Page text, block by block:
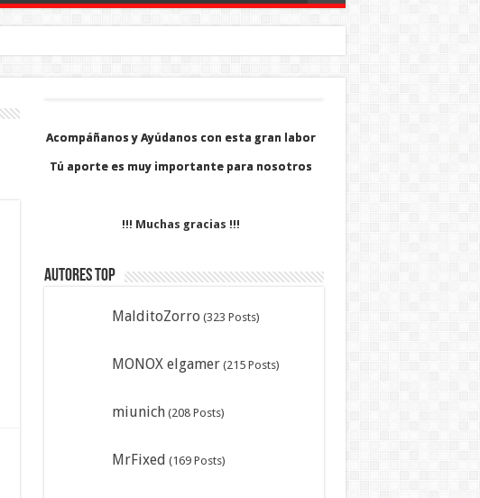
Acompáñanos y Ayúdanos con esta gran labor
Acompáñanos y Ayúdanos con esta gran labor
Tú aporte es muy importante para nosotros
Tú aporte es muy importante para nosotros
!!! Muchas gracias !!!
Autores Top
MalditoZorro (323 Posts)
MONOX elgamer (215 Posts)
miunich (208 Posts)
MrFixed (169 Posts)